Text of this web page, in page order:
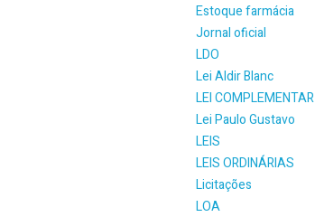
Estoque farmácia
Jornal oficial
LDO
Lei Aldir Blanc
LEI COMPLEMENTAR
Lei Paulo Gustavo
LEIS
LEIS ORDINÁRIAS
Licitações
LOA